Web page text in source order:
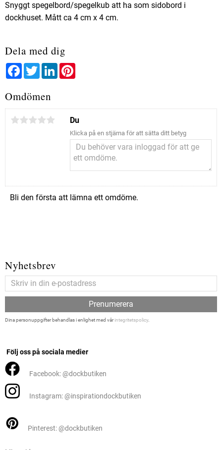
Snyggt spegelbord/spegelkub att ha som sidobord i
dockhuset. Mått ca 4 cm x 4 cm.
Dela med dig
FacebookTwitterLinkedIn
Omdömen
Du
Klicka på en stjärna för att sätta ditt betyg
Bli den första att lämna ett omdöme.
Nyhetsbrev
Prenumerera
Dina personuppgifter behandlas i enlighet med vårintegritetspolicy.
Följ oss på sociala medier
Facebook: @dockbutiken
Instagram: @inspirationdockbutiken
Pinterest: @dockbutiken